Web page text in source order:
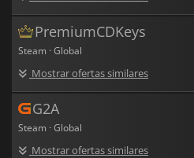
PremiumCDKeys
Steam · Global
Mostrar ofertas similares
G2A
Steam · Global
Mostrar ofertas similares